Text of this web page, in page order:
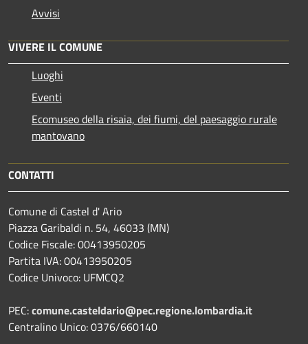
Avvisi
VIVERE IL COMUNE
Luoghi
Eventi
Ecomuseo della risaia, dei fiumi, del paesaggio rurale
mantovano
CONTATTI
Comune di Castel d' Ario
Piazza Garibaldi n. 54, 46033 (MN)
Codice Fiscale: 00413950205
Partita IVA: 00413950205
Codice Univoco: UFMCQ2
PEC:comune.casteldario@pec.regione.lombardia.it
Centralino Unico: 0376/660140